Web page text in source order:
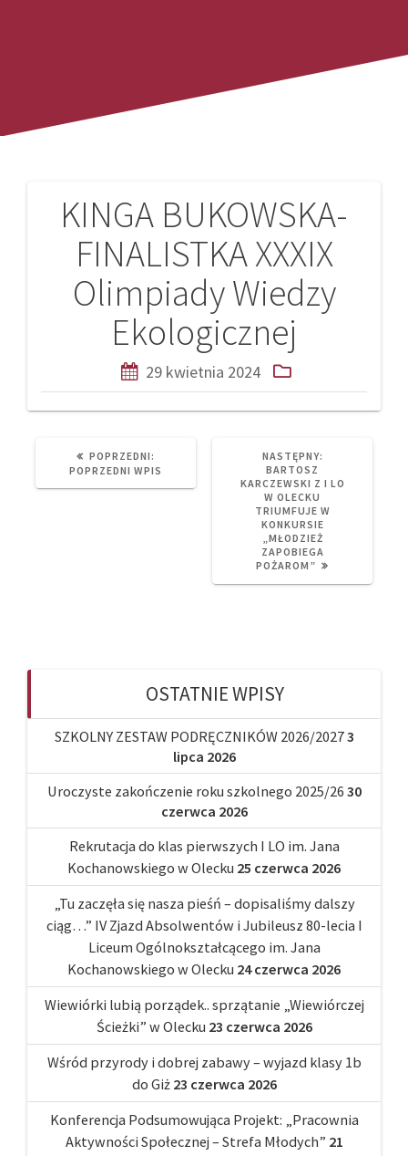
KINGA BUKOWSKA-
FINALISTKA XXXIX
Olimpiady Wiedzy
Ekologicznej
29 kwietnia 2024
Nawigacja
wpisu
POPRZEDNI:
POST:
POPRZEDNI WPIS
NASTĘPNY:
BARTOSZ
KARCZEWSKI Z I LO
W OLECKU
TRIUMFUJE W
KONKURSIE
„MŁODZIEŻ
ZAPOBIEGA
POŻAROM”
OSTATNIE WPISY
SZKOLNY ZESTAW PODRĘCZNIKÓW 2026/20273
lipca 2026
Uroczyste zakończenie roku szkolnego 2025/26 30
czerwca 2026
Rekrutacja do klas pierwszych I LO im. Jana
Kochanowskiego w Olecku 25 czerwca 2026
„Tu zaczęła się nasza pieśń – dopisaliśmy dalszy
ciąg…” IV Zjazd Absolwentów i Jubileusz 80-lecia I
Liceum Ogólnokształcącego im. Jana
Kochanowskiego w Olecku 24 czerwca 2026
Wiewiórki lubią porządek.. sprzątanie „Wiewiórczej
Ścieżki” w Olecku 23 czerwca 2026
Wśród przyrody i dobrej zabawy – wyjazd klasy 1b
do Giż 23 czerwca 2026
Konferencja Podsumowująca Projekt: „Pracownia
Aktywności Społecznej – Strefa Młodych” 21